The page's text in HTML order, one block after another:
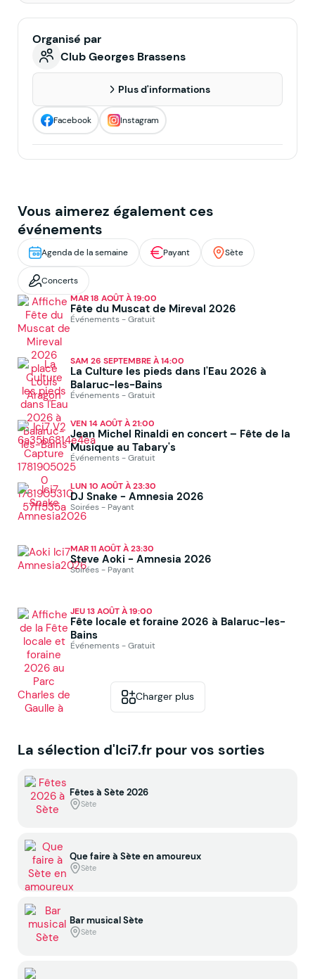
Organisé par
Club Georges Brassens
Plus d'informations
Facebook Instagram
Vous aimerez également ces
événements
Agenda de la semaine Payant Sète
Concerts
MAR 18 AOÛT À 19:00
Fête du Muscat de Mireval 2026
Événements - Gratuit
SAM 26 SEPTEMBRE À 14:00
La Culture les pieds dans l'Eau 2026 à
Balaruc-les-Bains
Événements - Gratuit
VEN 14 AOÛT À 21:00
Jean Michel Rinaldi en concert – Fête de la
Musique au Tabary's
Événements - Gratuit
LUN 10 AOÛT À 23:30
DJ Snake - Amnesia 2026
Soirées - Payant
MAR 11 AOÛT À 23:30
Steve Aoki - Amnesia 2026
Soirées - Payant
JEU 13 AOÛT À 19:00
Fête locale et foraine 2026 à Balaruc-les-
Bains
Événements - Gratuit
Charger plus
La sélection d'Ici7.fr pour vos sorties
Fêtes à Sète 2026
Sète
Que faire à Sète en amoureux
Sète
Bar musical Sète
Sète